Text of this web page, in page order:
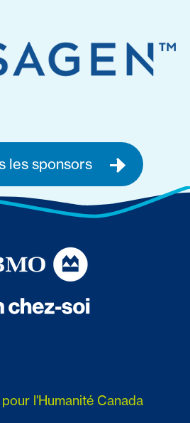
les sponsors
l'Humanité Canada